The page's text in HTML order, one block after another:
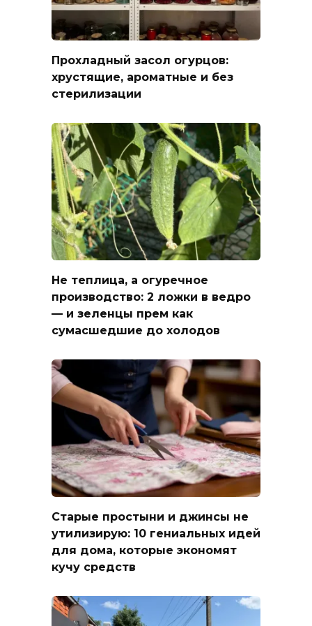
Прохладный засол огурцов:
хрустящие, ароматные и без
стерилизации
Не теплица, а огуречное
производство: 2 ложки в ведро
— и зеленцы прем как
сумасшедшие до холодов
Старые простыни и джинсы не
утилизирую: 10 гениальных идей
для дома, которые экономят
кучу средств